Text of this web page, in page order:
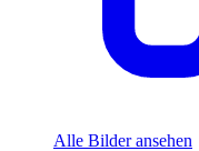
Alle Bilder ansehen